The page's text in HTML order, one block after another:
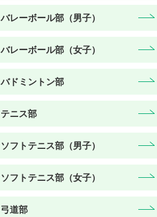
バレーボール部（男子）
バレーボール部（女子）
バドミントン部
テニス部
ソフトテニス部（男子）
ソフトテニス部（女子）
弓道部